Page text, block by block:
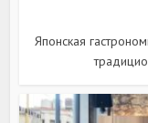
Японская